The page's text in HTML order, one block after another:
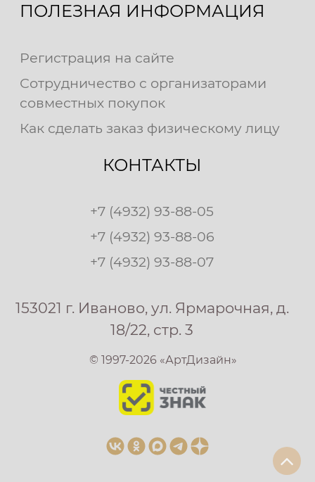
ПОЛЕЗНАЯ ИНФОРМАЦИЯ
Регистрация на сайте
Сотрудничество с организаторами
совместных покупок
Как сделать заказ физическому лицу
КОНТАКТЫ
+7 (4932) 93-88-05
+7 (4932) 93-88-06
+7 (4932) 93-88-07
153021 г. Иваново, ул. Ярмарочная, д.
18/22, стр. 3
© 1997-2026 «АртДизайн»